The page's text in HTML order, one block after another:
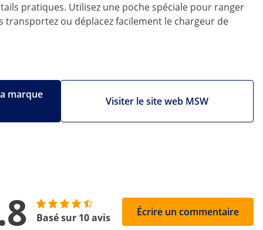
pratiques. Utilisez une poche spéciale pour ranger
ou déplacez facilement le chargeur de
Visiter le site web MSW
marque
Basé sur 10 avis Écrire un commentaire